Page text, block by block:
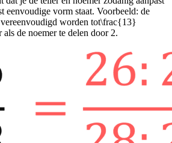
eenvoudige vorm staat. Voorbeeld: de
worden tot\frac{13}
de noemer te delen door 2.